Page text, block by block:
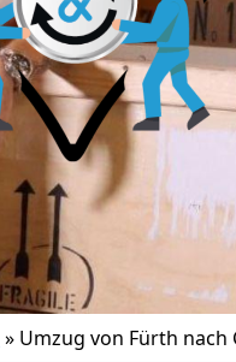
» Umzug von Fürth nach